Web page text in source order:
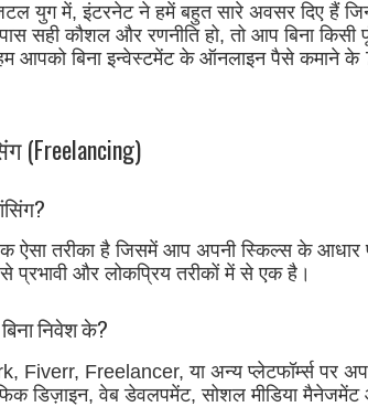
युग में, इंटरनेट ने हमें बहुत सारे अवसर दिए हैं
सही कौशल और रणनीति हो, तो आप बिना
आपको बिना इन्वेस्टमेंट के ऑनलाइन पैसे कमाने के
(Freelancing)
ऐसा तरीका है जिसमें आप अपनी स्किल्स के
प्रभावी और लोकप्रिय तरीकों में से एक है।
निवेश के?
Fiverr, Freelancer, या अन्य प्लेटफॉर्म्स पर
डिज़ाइन, वेब डेवलपमेंट, सोशल मीडिया